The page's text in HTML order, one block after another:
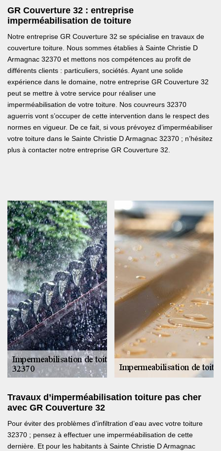
GR Couverture 32 : entreprise
imperméabilisation de toiture
Notre entreprise GR Couverture 32 se spécialise en travaux de
couverture toiture. Nous sommes établies à Sainte Christie D
Armagnac 32370 et mettons nos compétences au profit de
différents clients : particuliers, sociétés. Ayant une solide
expérience dans le domaine, notre entreprise GR Couverture 32
peut se mettre à votre service pour réaliser une
imperméabilisation de votre toiture. Nos couvreurs 32370
aguerris vont s’occuper de cette intervention dans le respect des
normes en vigueur. De ce fait, si vous prévoyez d’imperméabiliser
votre toiture dans le Sainte Christie D Armagnac 32370 ; n’hésitez
plus à contacter notre entreprise GR Couverture 32.
Travaux d’imperméabilisation toiture pas cher
avec GR Couverture 32
Pour éviter des problèmes d’infiltration d’eau avec votre toiture
32370 ; pensez à effectuer une imperméabilisation de cette
dernière. Et pour les habitants à Sainte Christie D Armagnac